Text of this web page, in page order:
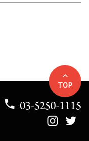
03-5250-1115
TOP